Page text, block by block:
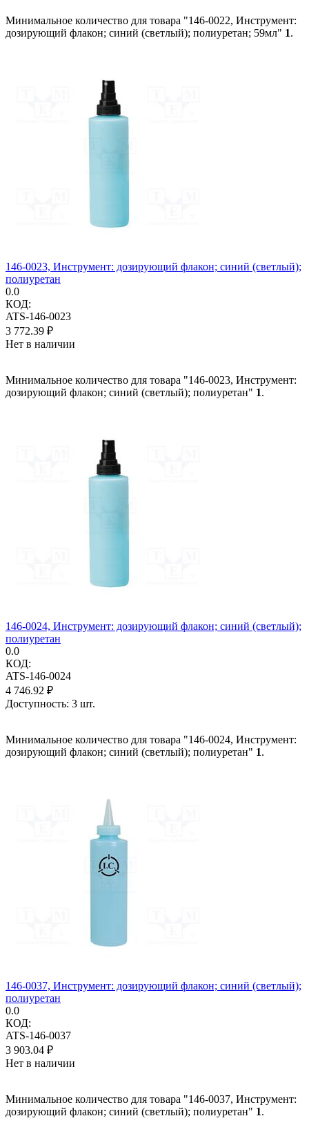
Минимальное количество для товара "146-0022, Инструмент:
дозирующий флакон; синий (светлый); полиуретан; 59мл" 1.
146-0023, Инструмент: дозирующий флакон; синий (светлый);
полиуретан
0.0
КОД:
ATS-146-0023
3 772.39 ₽
Нет в наличии
Минимальное количество для товара "146-0023, Инструмент:
дозирующий флакон; синий (светлый); полиуретан" 1.
146-0024, Инструмент: дозирующий флакон; синий (светлый);
полиуретан
0.0
КОД:
ATS-146-0024
4 746.92 ₽
Доступность: 3 шт.
Минимальное количество для товара "146-0024, Инструмент:
дозирующий флакон; синий (светлый); полиуретан" 1.
146-0037, Инструмент: дозирующий флакон; синий (светлый);
полиуретан
0.0
КОД:
ATS-146-0037
3 903.04 ₽
Нет в наличии
Минимальное количество для товара "146-0037, Инструмент:
дозирующий флакон; синий (светлый); полиуретан" 1.